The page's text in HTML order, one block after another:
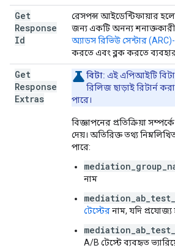
Get
Response
Id
রেসপন্স আইডেন্টিফায়ার হলো
জন্য একটি অনন্য
অ্যাডস রিভিউ সেন্টার (ARC)-
করতে এবং ব্লক করতে
Get
Response
Extras
বিটা: এই এপিআইটি বিটা
রিলিজ ছাড়াই রিটার্ন
পারে।
বিজ্ঞাপনের প্রতিক্রিয়া
দেয়। অতিরিক্ত তথ্য
পারে:
নাম
টেস্টেরনাম, যদি প্রযোজ্য
A/B টেস্টে ব্যবহৃত